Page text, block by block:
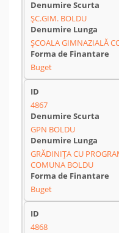
ŞC.GIM. BOLDU
ŞCOALA GIMNAZIALĂ
Buget
4867
GPN BOLDU
GRĂDINIŢA CU
COMUNA BOLDU
Buget
4868